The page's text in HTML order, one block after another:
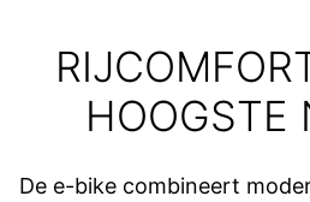
HOOGSTE
De e-bike combineert